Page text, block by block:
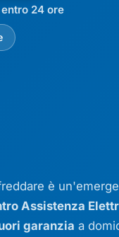
24 ore
è
Assistenza
garanzia a